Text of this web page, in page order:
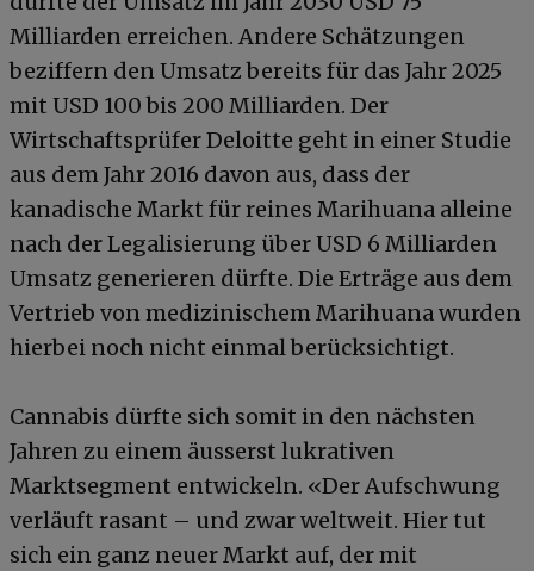
Milliarden erreichen. Andere Schätzungen
beziffern den Umsatz bereits für das Jahr 2025
mit USD 100 bis 200 Milliarden. Der
Wirtschaftsprüfer Deloitte geht in einer Studie
aus dem Jahr 2016 davon aus, dass der
kanadische Markt für reines Marihuana alleine
nach der Legalisierung über USD 6 Milliarden
Umsatz generieren dürfte. Die Erträge aus dem
Vertrieb von medizinischem Marihuana wurden
hierbei noch nicht einmal berücksichtigt.
Cannabis dürfte sich somit in den nächsten
Jahren zu einem äusserst lukrativen
Marktsegment entwickeln. «Der Aufschwung
verläuft rasant – und zwar weltweit. Hier tut
sich ein ganz neuer Markt auf, der mit